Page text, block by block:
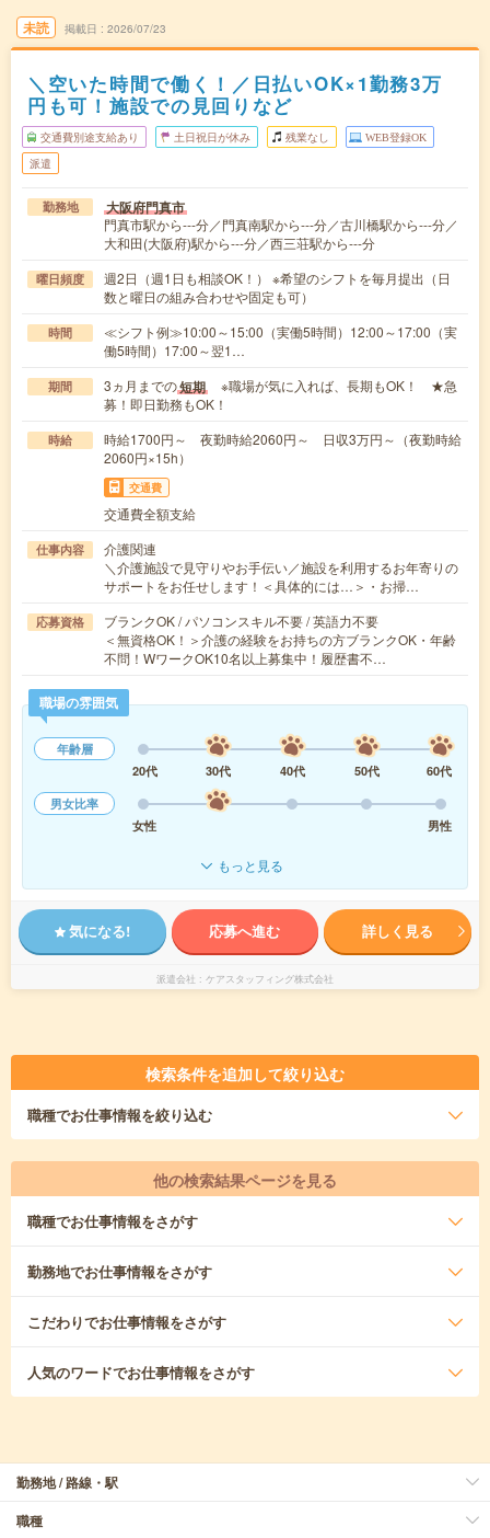
未読 掲載日 2026/07/23
＼空いた時間で働く！／日払いOK×1勤務3万
円も可！施設での見回りなど
交通費別途支給あり 土日祝日が休み 残業なし WEB登録OK
派遣
勤務地 大阪府門真市
門真市駅から---分／門真南駅から---分／古川橋駅から---分／
大和田(大阪府)駅から---分／西三荘駅から---分
曜日頻度
週2日（週1日も相談OK！） ※希望のシフトを毎月提出（日
数と曜日の組み合わせや固定も可）
時間
≪シフト例≫10:00～15:00（実働5時間）12:00～17:00（実
働5時間）17:00～翌1…
期間 3ヵ月までの短期
※職場が気に入れば、長期もOK！ ★急
募！即日勤務もOK！
時給
時給1700円～ 夜勤時給2060円～ 日収3万円～（夜勤時給
2060円×15h）
交通費
交通費全額支給
仕事内容
介護関連
＼介護施設で見守りやお手伝い／施設を利用するお年寄りの
サポートをお任せします！＜具体的には…＞・お掃…
応募資格
ブランクOK / パソコンスキル不要 / 英語力不要
＜無資格OK！＞介護の経験をお持ちの方ブランクOK・年齢
不問！WワークOK10名以上募集中！履歴書不…
職場の雰囲気
年齢層
20代
30代 40代 50代
60代
男女比率
女性
男性
もっと見る
気になる! 応募へ進む 詳しく見る
派遣会社 ケアスタッフィング株式会社
検索条件を追加して絞り込む
職種でお仕事情報を絞り込む
他の検索結果ページを見る
職種でお仕事情報をさがす
勤務地でお仕事情報をさがす
こだわりでお仕事情報をさがす
人気のワードでお仕事情報をさがす
勤務地 / 路線・駅
職種